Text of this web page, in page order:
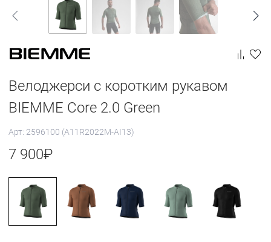
Велоджерси с коротким рукавом
BIEMME Core 2.0 Green
Арт: 2596100 (A11R2022M-AI13)
7 900₽